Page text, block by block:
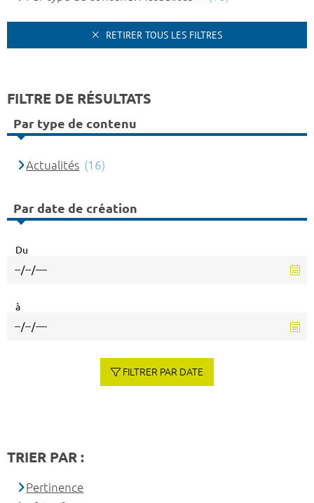
RETIRER TOUS LES FILTRES
FILTRE DE RÉSULTATS
Par type de contenu
Actualités (16)
Par date de création
Du
à
FILTRER PAR DATE
TRIER PAR :
Pertinence